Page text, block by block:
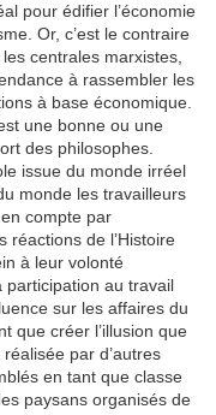
pour édifier l’économie
Or, c’est le contraire
centrales marxistes,
à rassembler les
à base économique.
une bonne ou une
des philosophes.
issue du monde irréel
monde les travailleurs
compte par
réactions de l’Histoire
à leur volonté
participation au travail
sur les affaires du
que créer l’illusion que
par d’autres
en tant que classe
paysans organisés de